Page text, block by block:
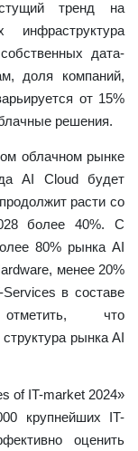
тренд на
дата-
доля компаний,
от 15%
решения.
облачном рынке
AI Cloud будет
расти со
более 40%. С
80%рынка AI
менее 20%
в составе
что
рынка AI
of IT-market 2024»
крупнейших IT-
оценить